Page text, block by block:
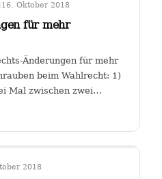
16. Oktober 2018
für mehr
Änderungen für mehr
beim Wahlrecht: 1)
Mal zwischen zwei
2018